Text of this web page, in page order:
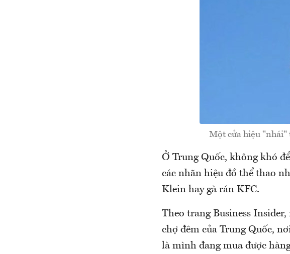
Một cửa hiệu "nhái"
Ở Trung Quốc, không khó
các nhãn hiệu đồ thể thao
Klein hay gà rán KFC.
Theo trang Business
chợ đêm của Trung Quốc,
là mình đang mua được